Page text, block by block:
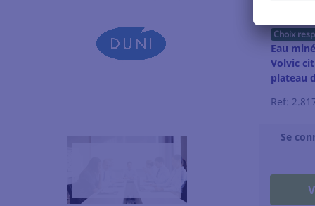
Choix
Eau
Volvic
plateau
Ref:
Se